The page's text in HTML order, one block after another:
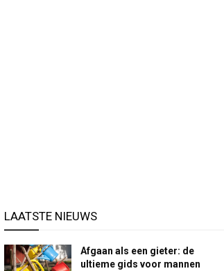
LAATSTE NIEUWS
Afgaan als een gieter: de
ultieme gids voor mannen